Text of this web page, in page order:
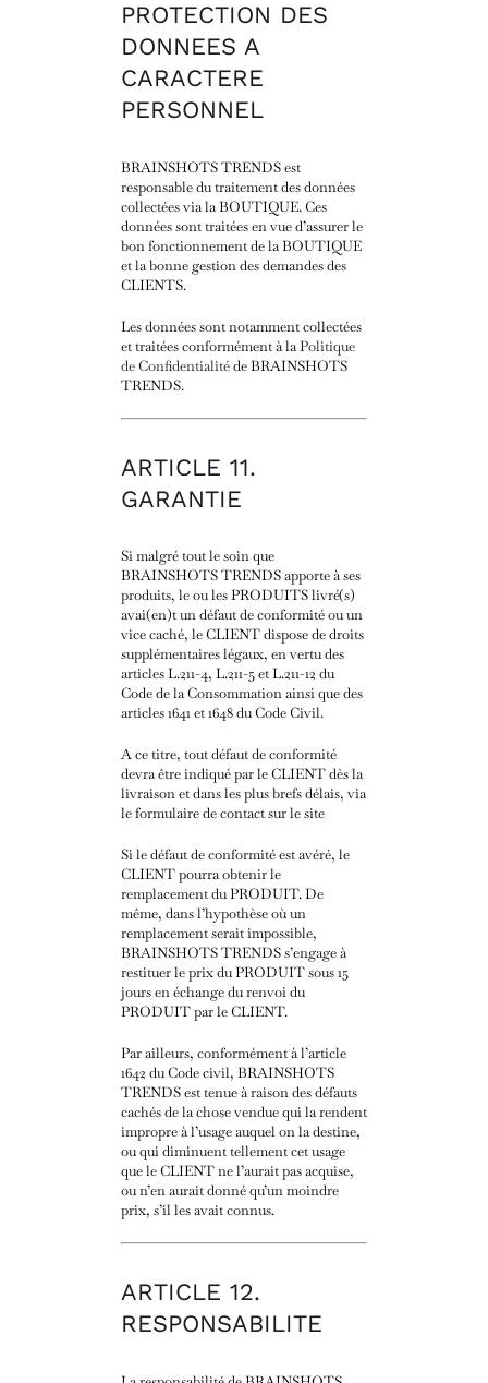
PROTECTION DES
DONNEES A
CARACTERE
PERSONNEL
BRAINSHOTS TRENDS est
responsable du traitement des données
collectées via la BOUTIQUE. Ces
données sont traitées en vue d’assurer le
bon fonctionnement de la BOUTIQUE
et la bonne gestion des demandes des
CLIENTS.
Les données sont notamment collectées
et traitées conformément à laPolitique
de Confidentialitéde BRAINSHOTS
TRENDS.
ARTICLE 11.
GARANTIE
Si malgré tout le soin que
BRAINSHOTS TRENDS apporte à ses
produits, le ou les PRODUITS livré(s)
avai(en)t un défaut de conformité ou un
vice caché, le CLIENT dispose de droits
supplémentaires légaux, en vertu des
articles L.211-4, L.211-5 et L.211-12 du
Code de la Consommation ainsi que des
articles 1641 et 1648 du Code Civil.
A ce titre, tout défaut de conformité
devra être indiqué par le CLIENT dès la
livraison et dans les plus brefs délais, via
le formulaire de contact sur le site
Si le défaut de conformité est avéré, le
CLIENT pourra obtenir le
remplacement du PRODUIT.De
même, dans l’hypothèse où un
remplacement serait impossible,
BRAINSHOTS TRENDS s’engage à
restituer le prix du PRODUIT sous 15
jours en échange du renvoi du
PRODUIT par le CLIENT.
Par ailleurs, conformément à l’article
1642 du Code civil, BRAINSHOTS
TRENDS est tenue à raison des défauts
cachés de la chose vendue qui la rendent
impropre à l’usage auquel on la destine,
ou qui diminuent tellement cet usage
que le CLIENT ne l’aurait pas acquise,
ou n’en aurait donné qu’un moindre
prix, s’il les avait connus.
ARTICLE 12.
RESPONSABILITE